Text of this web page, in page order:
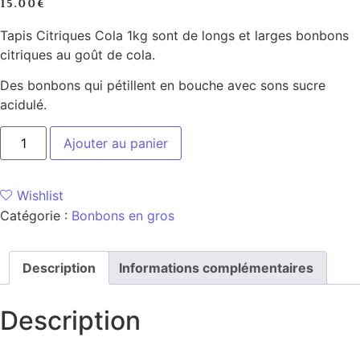
15.00€
Tapis Citriques Cola 1kg sont de longs et larges bonbons
citriques au goût de cola.
Des bonbons qui pétillent en bouche avec sons sucre
acidulé.
Ajouter au panier
Wishlist
Catégorie : Bonbons en gros
Description Informations complémentaires
Description